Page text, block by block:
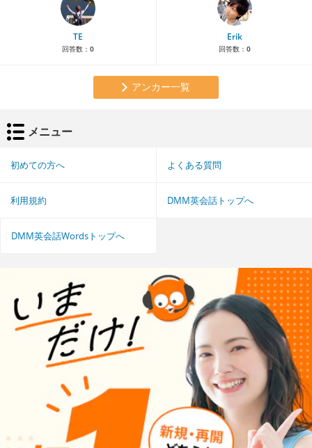
TE
回答数： 0
Erik
回答数： 0
アンカー一覧
メニュー
初めての方へ よくある質問
利用規約 DMM英会話トップへ
DMM英会話Wordsトップへ